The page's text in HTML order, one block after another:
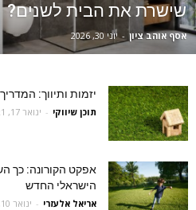
שישרת את הבית לשנים?
אסף אוהב ציון - יוני 30, 2026
יזמות ותיווך:
תוכן שיווקי - ינואר 17, 2021
אפקט הקורונה: כך
הישראלי החדש
אריאל אלעזרי - ינואר 10, 2021